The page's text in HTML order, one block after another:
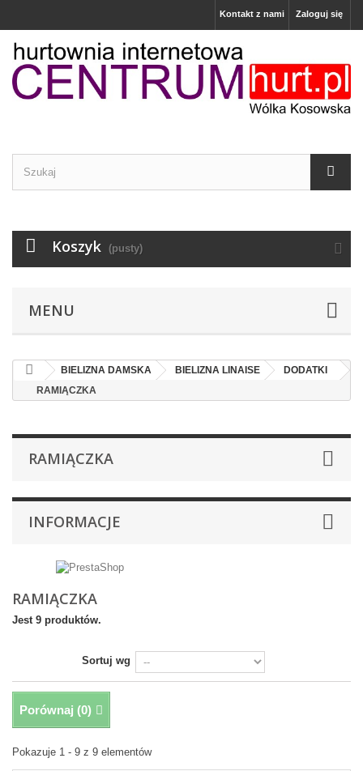
Zaloguj się
Kontakt z nami
Koszyk (pusty)
MENU
BIELIZNA DAMSKA BIELIZNA LINAISE
DODATKI
RAMIĄCZKA
RAMIĄCZKA
INFORMACJE
RAMIĄCZKA
Jest 9 produktów.
Sortuj wg
Porównaj (0)
Pokazuje 1 - 9 z 9 elementów